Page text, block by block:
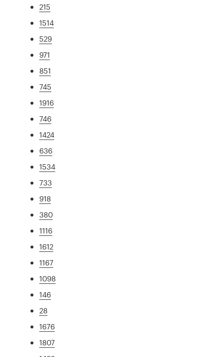
215
1514
529
971
851
745
1916
746
1424
636
1534
733
918
380
1116
1612
1167
1098
146
28
1676
1807